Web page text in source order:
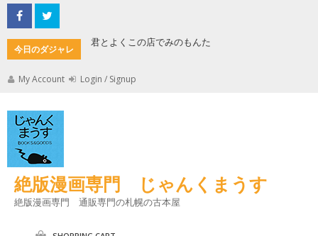
Skip
to
content
今日のダジャレ
君とよくこの店でみのもんた
My Account Login / Signup
絶版漫画専門 じゃんくまうす
絶版漫画専門 通販専門の札幌の古本屋